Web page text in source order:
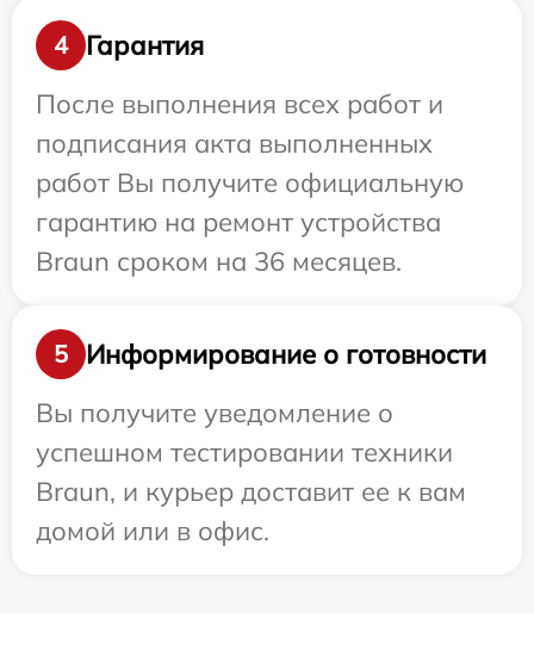
4
Гарантия
После выполнения всех работ и
подписания акта выполненных
работ Вы получите официальную
гарантию на ремонт устройства
Braun сроком на 36 месяцев.
5
Информирование о готовности
Вы получите уведомление о
успешном тестировании техники
Braun, и курьер доставит ее к вам
домой или в офис.